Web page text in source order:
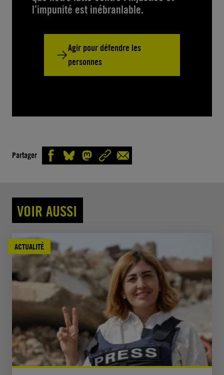
l’impunité est inébranlable.
Agir pour défendre les
personnes
Partager
VOIR AUSSI
ACTUALITÉ